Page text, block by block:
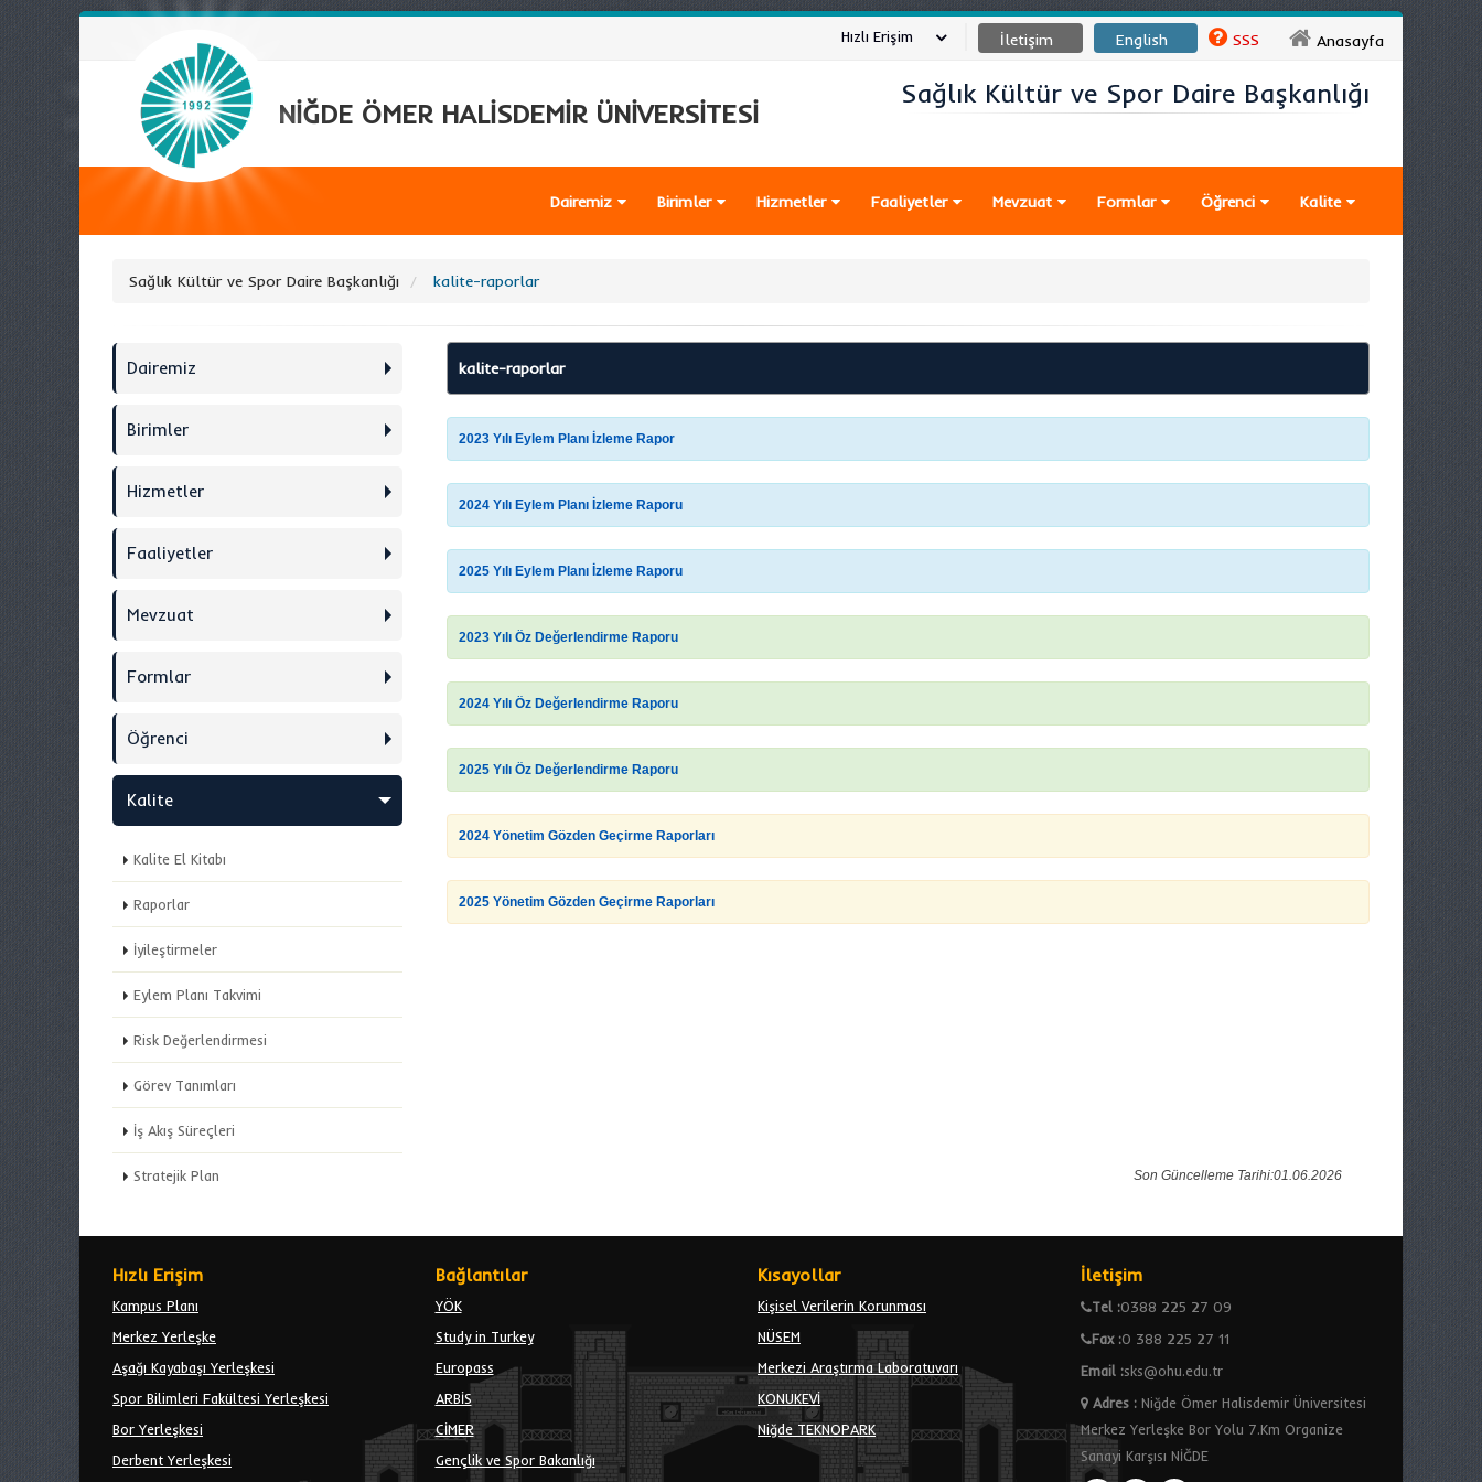
Anasayfa
SSS
English
İletişim
Hızlı Erişim
NİĞDE ÖMER HALİSDEMİR ÜNİVERSİTESİ
Sağlık Kültür ve Spor Daire Başkanlığı
Dairemiz Birimler Hizmetler Faaliyetler Mevzuat Formlar Öğrenci Kalite
Sağlık Kültür ve Spor Daire Başkanlığı kalite-raporlar
Dairemiz
Birimler
Hizmetler
Faaliyetler
Mevzuat
Formlar
Öğrenci
Kalite
Kalite El Kitabı
Raporlar
İyileştirmeler
Eylem Planı Takvimi
Risk Değerlendirmesi
Görev Tanımları
İş Akış Süreçleri
Stratejik Plan
kalite-raporlar
2023 Yılı Eylem Planı İzleme Rapor
2024 Yılı Eylem Planı İzleme Raporu
2025 Yılı Eylem Planı İzleme Raporu
2023 Yılı Öz Değerlendirme Raporu
2024 Yılı Öz Değerlendirme Raporu
2025 Yılı Öz Değerlendirme Raporu
2024 Yönetim Gözden Geçirme Raporları
2025 Yönetim Gözden Geçirme Raporları
Son Güncelleme Tarihi:01.06.2026
Hızlı Erişim
Kampus Planı
Merkez Yerleşke
Aşağı Kayabaşı Yerleşkesi
Spor Bilimleri Fakültesi Yerleşkesi
Bor Yerleşkesi
Derbent Yerleşkesi
Bağlantılar
YÖK
Study in Turkey
Europass
ARBİS
CİMER
Gençlik ve Spor Bakanlığı
Kısayollar
Kişisel Verilerin Korunması
NÜSEM
Merkezi Araştırma Laboratuvarı
KONUKEVİ
Niğde TEKNOPARK
İletişim
Tel :0388 225 27 09
Fax :0 388 225 27 11
Email :sks@ohu.edu.tr
Adres:Niğde Ömer Halisdemir Üniversitesi
Merkez Yerleşke Bor Yolu 7.Km Organize
Sanayi Karşısı NİĞDE